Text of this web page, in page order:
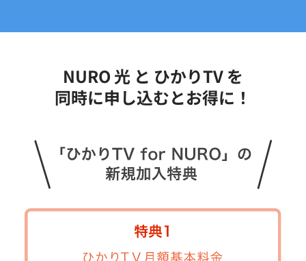
NURO 光 と ひかりTV を
同時に申し込むとお得に！